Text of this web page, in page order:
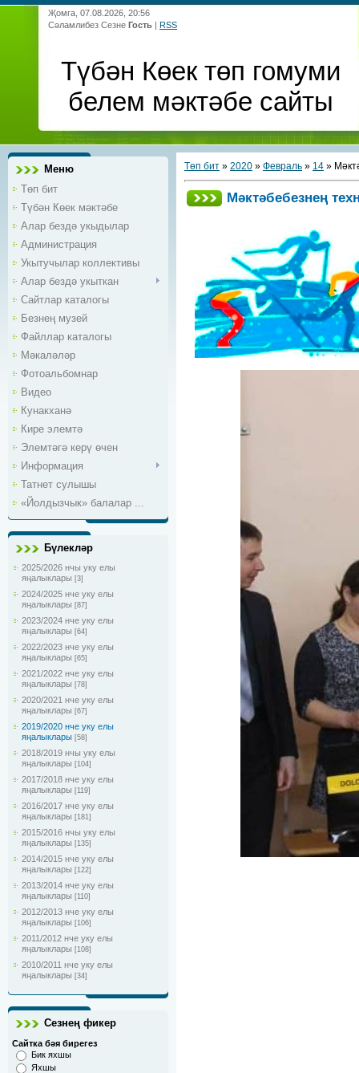
Җомга, 07.08.2026, 20:56
Сәламлибез Сезне Гость | RSS
Түбән Көек төп гомуми
белем мәктәбе сайты
Меню
Төп бит
Түбән Көек мәктәбе
Алар бездә укыдылар
Администрация
Укытучылар коллективы
Алар бездә укыткан
Сайтлар каталогы
Безнең музей
Файллар каталогы
Мәкаләләр
Фотоальбомнар
Видео
Кунакханә
Кире элемтә
Элемтәгә керү өчен
Информация
Татнет сулышы
«Йолдызчык» балалар ...
Бүлекләр
2025/2026 нчы уку елы
яңалыклары [3]
2024/2025 нче уку елы
яңалыклары [87]
2023/2024 нче уку елы
яңалыклары [64]
2022/2023 нче уку елы
яңалыклары [65]
2021/2022 нче уку елы
яңалыклары [78]
2020/2021 нче уку елы
яңалыклары [67]
2019/2020 нче уку елы
яңалыклары [58]
2018/2019 нчы уку елы
яңалыклары [104]
2017/2018 нче уку елы
яңалыклары [119]
2016/2017 нче уку елы
яңалыклары [181]
2015/2016 нчы уку елы
яңалыклары [135]
2014/2015 нче уку елы
яңалыклары [122]
2013/2014 нче уку елы
яңалыклары [110]
2012/2013 нче уку елы
яңалыклары [106]
2011/2012 нче уку елы
яңалыклары [108]
2010/2011 нче уку елы
яңалыклары [34]
Сезнең фикер
Сайтка бәя бирегез
Бик яхшы
Яхшы
Төп бит » 2020 » Февраль » 14 »
Мәктәбебезнең